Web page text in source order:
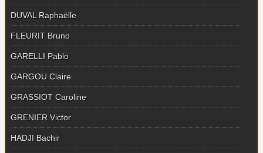
DUVAL Raphaëlle
FLEURIT Bruno
GARELLI Pablo
GARGOU Claire
GRASSIOT Caroline
GRENIER Victor
HADJI Bachir